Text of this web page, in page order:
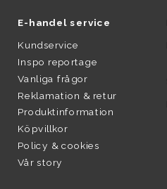
E-handel service
Kundservice
Inspo reportage
Vanliga frågor
Reklamation & retur
Produktinformation
Köpvillkor
Policy & cookies
Vår story